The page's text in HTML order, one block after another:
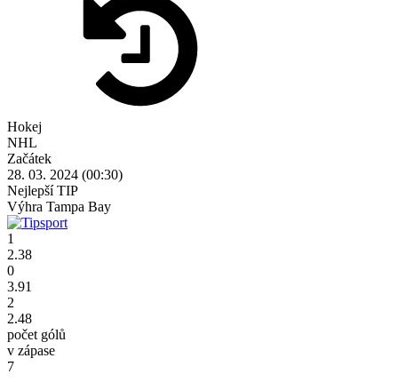
Hokej
NHL
Začátek
28. 03. 2024 (00:30)
Nejlepší TIP
Výhra Tampa Bay
1
2.38
0
3.91
2
2.48
počet gólů
v zápase
7